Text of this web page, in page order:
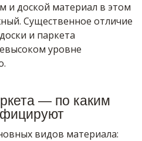
и доской материал в этом
Существенное отличие
и паркета
уровне
— по каким
видов материала: